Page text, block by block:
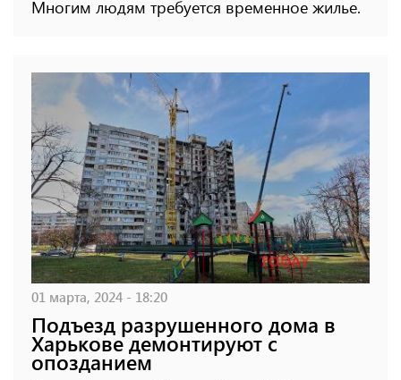
Многим людям требуется временное жилье.
01 марта, 2024 - 18:20
Подъезд разрушенного дома в
Харькове демонтируют с
опозданием